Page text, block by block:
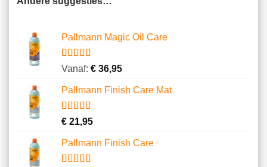
Pallmann Magic Oil Care
Gewaardeerd
gebaseerd
op
7
klantbeoordelingen
Vanaf: €36,95
Pallmann Finish Care Mat
Gewaardeerd
op 5
gebaseerd
op
3
klantbeoordelingen
€21,95
Pallmann Finish Care